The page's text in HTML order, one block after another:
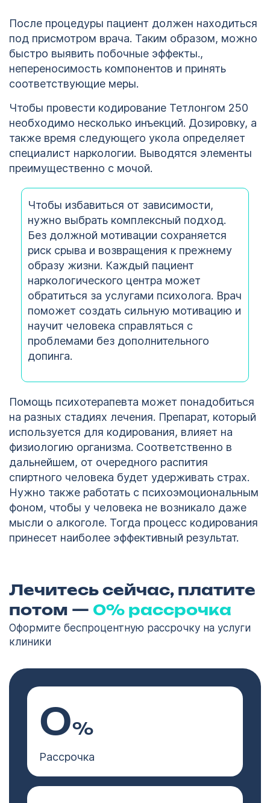
После процедуры пациент должен находиться
под присмотром врача. Таким образом, можно
быстро выявить побочные эффекты.,
непереносимость компонентов и принять
соответствующие меры.
Чтобы провести кодирование Тетлонгом 250
необходимо несколько инъекций. Дозировку, а
также время следующего укола определяет
специалист наркологии. Выводятся элементы
преимущественно с мочой.
Чтобы избавиться от зависимости,
нужно выбрать комплексный подход.
Без должной мотивации сохраняется
риск срыва и возвращения к прежнему
образу жизни. Каждый пациент
наркологического центра может
обратиться за услугами психолога. Врач
поможет создать сильную мотивацию и
научит человека справляться с
проблемами без дополнительного
допинга.
Помощь психотерапевта может понадобиться
на разных стадиях лечения. Препарат, который
используется для кодирования, влияет на
физиологию организма. Соответственно в
дальнейшем, от очередного распития
спиртного человека будет удерживать страх.
Нужно также работать с психоэмоциональным
фоном, чтобы у человека не возникало даже
мысли о алкоголе. Тогда процесс кодирования
принесет наиболее эффективный результат.
Лечитесь сейчас, платите
потом — 0% рассрочка
Оформите беспроцентную рассрочку на услуги
клиники
0%
Рассрочка